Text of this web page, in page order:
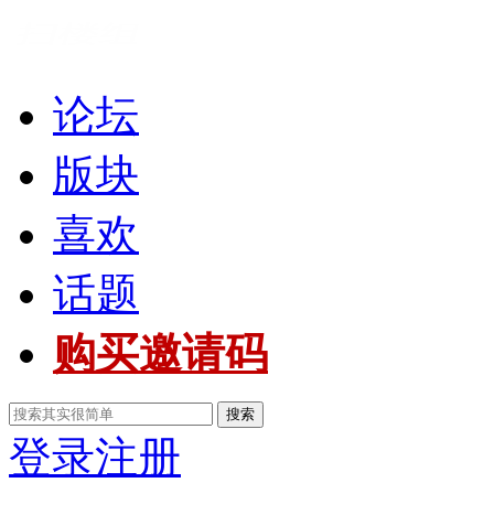
论坛
版块
喜欢
话题
购买邀请码
搜索
登录注册